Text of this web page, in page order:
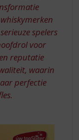
spelers
voor
reputatie
waarin
perfectie